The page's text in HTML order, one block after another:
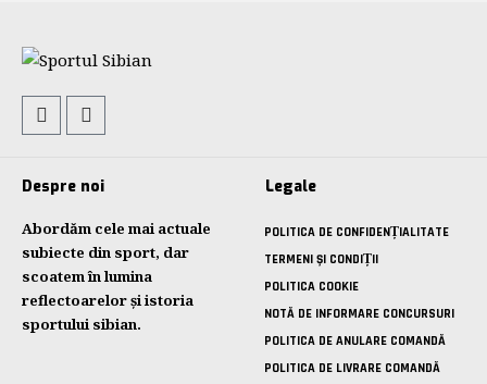
Despre noi
Abordăm cele mai actuale
subiecte din sport, dar
scoatem în lumina
reflectoarelor și istoria
sportului sibian.
Legale
POLITICA DE CONFIDENȚIALITATE
TERMENI ȘI CONDIȚII
POLITICA COOKIE
NOTĂ DE INFORMARE CONCURSURI
POLITICA DE ANULARE COMANDĂ
POLITICA DE LIVRARE COMANDĂ